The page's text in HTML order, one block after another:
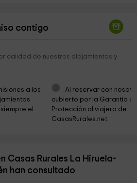
6,3 km
De La Sierra
Prádena del Rincón 6,7 km
Baru 7,8 km
contigo
calidad de nuestros alojamientos y
a los
el
Al reservar con
cubierto por la Garantía
Protección al viajero de
CasasRurales.net
Casas Rurales La Hiruela-
han consultado